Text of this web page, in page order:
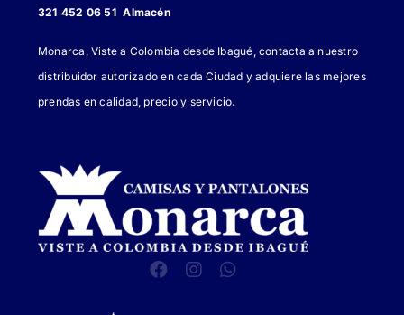
321 452 06 51 Almacén
Monarca, Viste a Colombia desde Ibagué, contacta a nuestro
distribuidor autorizado en cada Ciudad y adquiere las mejores
prendas en calidad, precio y servicio.